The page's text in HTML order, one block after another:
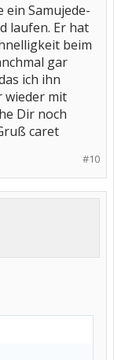
ein Samujede-
laufen. Er hat
beim
gar
ich ihn
wieder mit
Dir noch
caret
#10